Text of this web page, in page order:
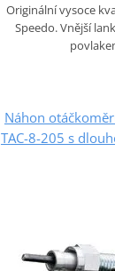
Originální vysoce
Speedo. Vnější
Náhon
TAC-8-205 s